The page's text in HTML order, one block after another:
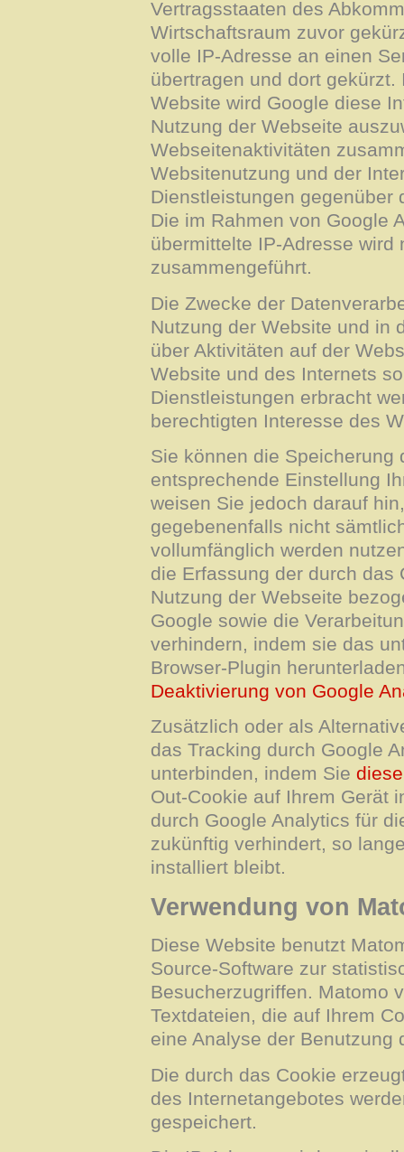
Vertragsstaaten des
Wirtschaftsraum zuvor
volle IP-Adresse an einen
übertragen und dort
Website wird Google diese
Nutzung der Webseite
Webseitenaktivitäten
Websitenutzung und der
Dienstleistungen gegenüber
Die im Rahmen von Google
übermittelte IP-Adresse
zusammengeführt.
Die Zwecke der
Nutzung der Website und in
über Aktivitäten auf der
Website und des Internets
Dienstleistungen erbracht
berechtigten Interesse des
Sie können die Speicherung
entsprechende Einstellung
weisen Sie jedoch darauf
gegebenenfalls nicht
vollumfänglich werden
die Erfassung der durch das
Nutzung der Webseite
Google sowie die
verhindern, indem sie das
Browser-Plugin
Deaktivierung von Google
Zusätzlich oder als
das Tracking durch Google
unterbinden, indem Sie
Out-Cookie auf Ihrem Gerät
durch Google Analytics für
zukünftig verhindert, so
installiert bleibt.
Verwendung von
Diese Website benutzt
Source-Software zur
Besucherzugriffen. Matomo
Textdateien, die auf Ihrem
eine Analyse der Benutzung
Die durch das Cookie
des Internetangebotes
gespeichert.